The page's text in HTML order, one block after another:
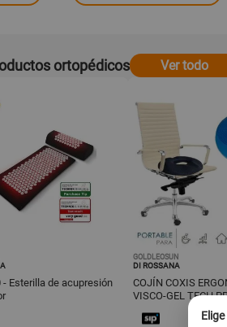
ortopédicos Ver todo
- Esterilla de acupresión
GOLDLEOSUN
DI ROSSANA
COJÍN COXIS